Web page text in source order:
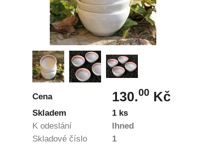
Cena 130.00 Kč
Skladem
1 ks
K odeslání
Ihned
Skladové číslo
1